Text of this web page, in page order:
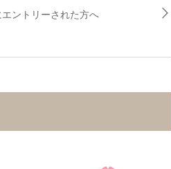
ントリーされた方へ